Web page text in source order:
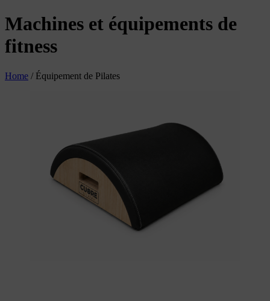
Machines et équipements de
fitness
Home / Équipement de Pilates